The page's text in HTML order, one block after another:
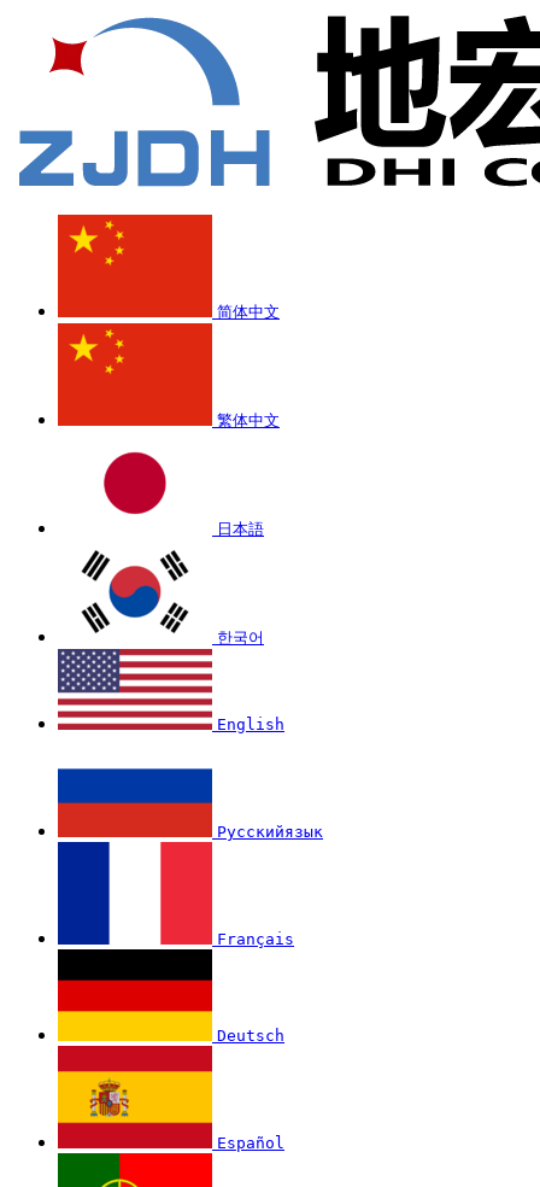
简体中文
繁体中文
日本語
한국어
English
Русскийязык
Français
Deutsch
Español